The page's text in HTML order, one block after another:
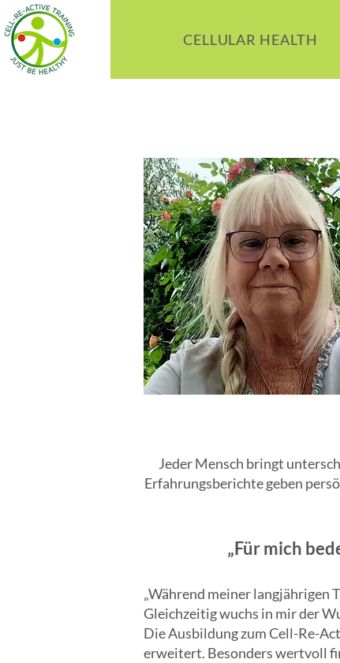
CELLULAR HEALTH
Jeder Mensch bringt
Erfahrungsberichte geben
„Für mich
„Während meiner langjährigen
Gleichzeitig wuchs in mir der
Die Ausbildung zum Cell-Re-
erweitert. Besonders wertvoll